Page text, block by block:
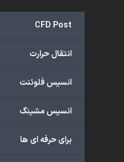
CFD Post
انتقال حرارت
انسیس فلوئنت
انسیس مشینگ
برای حرفه ای ها